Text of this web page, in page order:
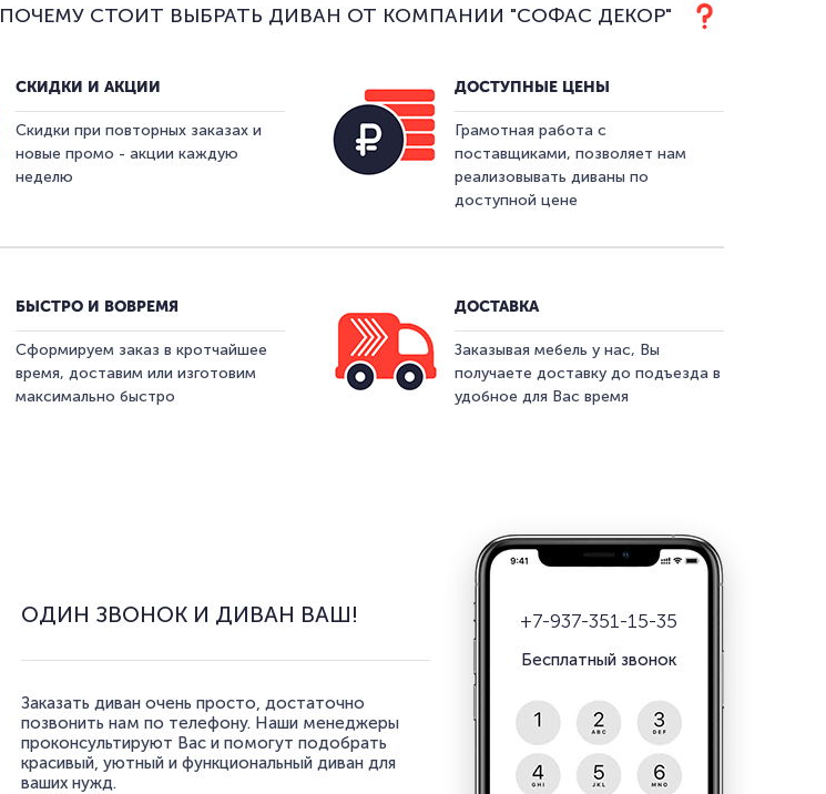
ПОЧЕМУ СТОИТ ВЫБРАТЬ ДИВАН ОТ КОМПАНИИ "СОФАС ДЕКОР"
СКИДКИ И АКЦИИ
Скидки при повторных заказах и
новые промо - акции каждую
неделю
ДОСТУПНЫЕ ЦЕНЫ
Грамотная работа с
поставщиками, позволяет нам
реализовывать диваны по
доступной цене
БЫСТРО И ВОВРЕМЯ
Сформируем заказ в кротчайшее
время, доставим или изготовим
максимально быстро
ДОСТАВКА
Заказывая мебель у нас, Вы
получаете доставку до подъезда в
удобное для Вас время
ОДИН ЗВОНОК И ДИВАН ВАШ!
Заказать диван очень просто, достаточно
позвонить нам по телефону. Наши менеджеры
проконсультируют Вас и помогут подобрать
красивый, уютный и функциональный диван для
ваших нужд.
+7-937-351-15-35
Бесплатный звонок